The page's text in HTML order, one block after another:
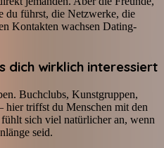
du führst, die Netzwerke, die
Kontakten wachsen Dating-
dich wirklich interessiert
Buchclubs, Kunstgruppen,
triffst du Menschen mit den
sich viel natürlicher an, wenn
seid.